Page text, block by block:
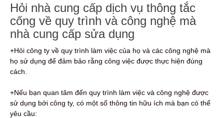
Hỏi nhà cung cấp dịch vụ thông tắc
cống về quy trình và công nghệ mà
nhà cung cấp sửa dụng
+Hỏi công ty về quy trình làm việc của họ và các công nghệ mà
họ sử dụng để đảm bảo rằng công việc được thực hiện đúng
cách.
+Nếu bạn quan tâm đến quy trình làm việc và công nghệ được
sử dụng bởi công ty, có một số thông tin hữu ích mà bạn có thể
yêu cầu: